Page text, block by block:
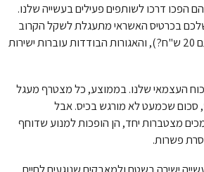
להם הפכו דרכו לשותפים פעילים בעשייה שלנו.
בכרטיס האשראי מתעגלת לשקל הקרוב
(קניתם ב-19.80? שילמתם 20 ש"ח?), והאגורות הבודדות עוברות ישירות
העצמאי שלנו. בממוצע, כל מצטרף מעגל
סכום שכמעט לא מורגש בכיס. אבל
מצטברות יחד, הן הופכות למנוע שדוחף
פשרות.